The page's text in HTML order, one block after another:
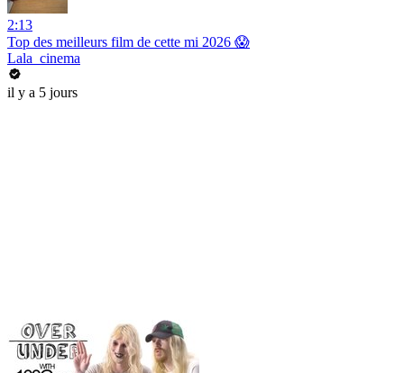
2:13
Top des meilleurs film de cette mi 2026 😱
Lala_cinema
il y a 5 jours